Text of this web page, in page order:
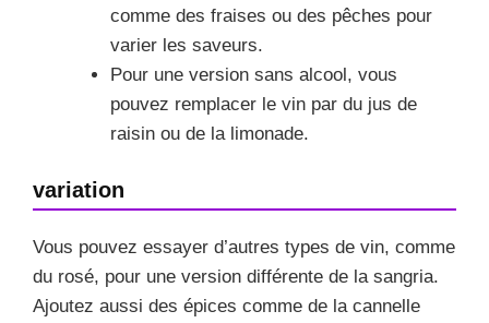
comme des fraises ou des pêches pour
varier les saveurs.
Pour une version sans alcool, vous
pouvez remplacer le vin par du jus de
raisin ou de la limonade.
variation
Vous pouvez essayer d’autres types de vin, comme
du rosé, pour une version différente de la sangria.
Ajoutez aussi des épices comme de la cannelle